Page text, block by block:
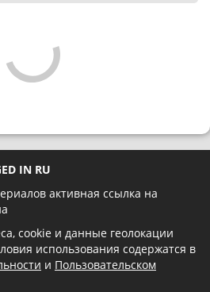
IN RU
активная ссылка на
cookie и данные геолокации
использования содержатся в
и Пользовательском